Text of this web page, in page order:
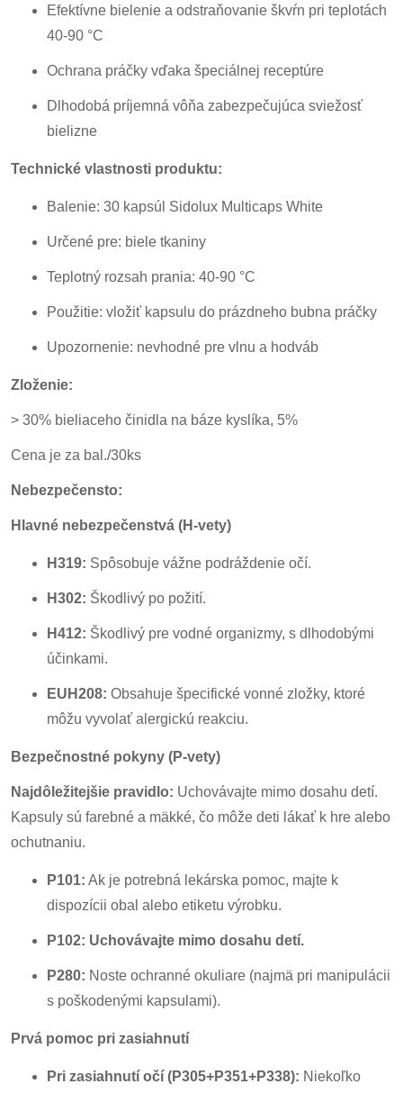
Efektívne bielenie a odstraňovanie škvŕn pri teplotách
40-90 °C
Ochrana práčky vďaka špeciálnej receptúre
Dlhodobá príjemná vôňa zabezpečujúca sviežosť
bielizne
Technické vlastnosti produktu:
Balenie: 30 kapsúl Sidolux Multicaps White
Určené pre: biele tkaniny
Teplotný rozsah prania: 40-90 °C
Použitie: vložiť kapsulu do prázdneho bubna práčky
Upozornenie: nevhodné pre vlnu a hodváb
Zloženie:
> 30% bieliaceho činidla na báze kyslíka, 5%
Cena je za bal./30ks
Nebezpečensto:
Hlavné nebezpečenstvá (H-vety)
H319: Spôsobuje vážne podráždenie očí.
H302: Škodlivý po požití.
H412: Škodlivý pre vodné organizmy, s dlhodobými
účinkami.
EUH208: Obsahuje špecifické vonné zložky, ktoré
môžu vyvolať alergickú reakciu.
Bezpečnostné pokyny (P-vety)
Najdôležitejšie pravidlo: Uchovávajte mimo dosahu detí.
Kapsuly sú farebné a mäkké, čo môže deti lákať k hre alebo
ochutnaniu.
P101: Ak je potrebná lekárska pomoc, majte k
dispozícii obal alebo etiketu výrobku.
P102: Uchovávajte mimo dosahu detí.
P280: Noste ochranné okuliare (najmä pri manipulácii
s poškodenými kapsulami).
Prvá pomoc pri zasiahnutí
Pri zasiahnutí očí (P305+P351+P338): Niekoľko